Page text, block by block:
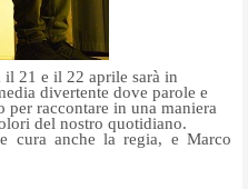
il 21 e il 22 aprile sarà in
divertente dove parole e
per raccontare in una maniera
del nostro quotidiano.
cura anche la regia, e Marco